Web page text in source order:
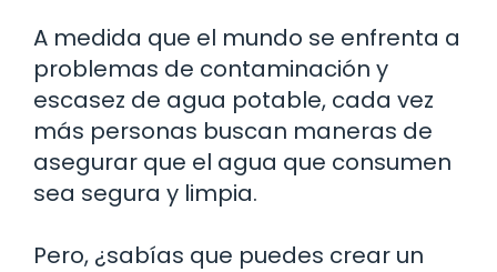
A medida que el mundo se enfrenta a
problemas de contaminación y
escasez de agua potable, cada vez
más personas buscan maneras de
asegurar que el agua que consumen
sea segura y limpia.
Pero, ¿sabías que puedes crear un